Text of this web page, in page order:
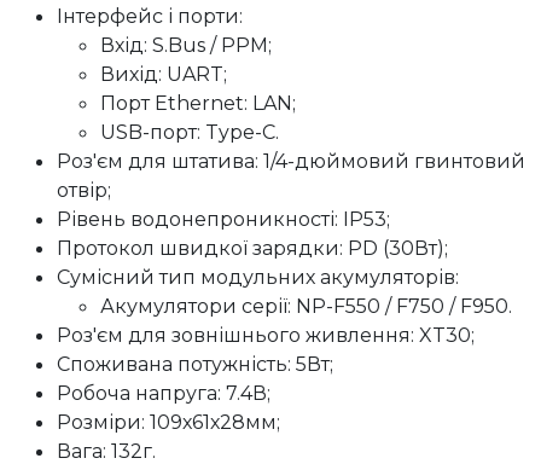
Інтерфейс і порти:
Вхід: S.Bus / PPM;
Вихід: UART;
Порт Ethernet: LAN;
USB-порт: Type-C.
Роз'єм для штатива: 1/4-дюймовий гвинтовий
отвір;
Рівень водонепроникності: IP53;
Протокол швидкої зарядки: PD (30Вт);
Сумісний тип модульних акумуляторів:
Акумулятори серії: NP-F550 / F750 / F950.
Роз'єм для зовнішнього живлення: XT30;
Споживана потужність: 5Вт;
Робоча напруга: 7.4В;
Розміри: 109х61х28мм;
Вага: 132г.